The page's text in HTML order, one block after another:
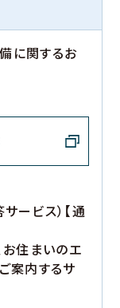
に関するお
ービス）【通
住まいのエ
案内するサ